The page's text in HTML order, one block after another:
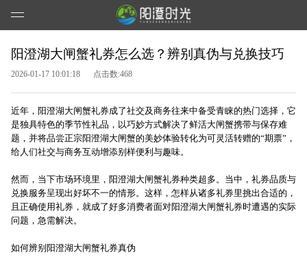
阳澄湖大闸蟹礼券怎么选？辨别真伪与兑换技巧
2026-01-17 10:01:18 点击数:468
近年，阳澄湖大闸蟹礼券成了社交及商务往来中备受青睐的热门选择，它
是独具特色的季节性礼品，以巧妙方式解决了鲜活大闸蟹携带与保存难
题，并将品尝正宗阳澄湖大闸蟹的美妙体验转化为可灵活转赠的“期票”，
给人们社交与商务互动增添别样便利与趣味。
然而，当下市场环境里， 阳澄湖大闸蟹礼券种类超多。当中，礼券品质与
兑换服务呈现出好坏不一的情形。这样，怎样从诸多礼券里挑出合适的，
且正确使用礼券，就成了好多消费者面对阳澄湖大闸蟹礼券时遭遇的实际
问题，急需解决。
如何辨别阳澄湖大闸蟹礼券真伪